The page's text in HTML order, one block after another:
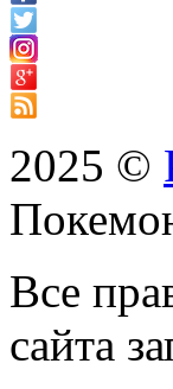
2025 ©
Все
сайта